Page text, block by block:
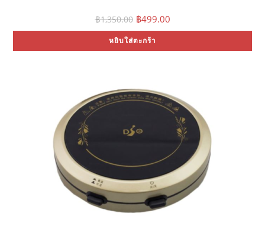
฿1,350.00 Original
price
was:
฿1,350.00.
฿499.00Current
price
฿499.00.
หยิบใส่ตะกร้า